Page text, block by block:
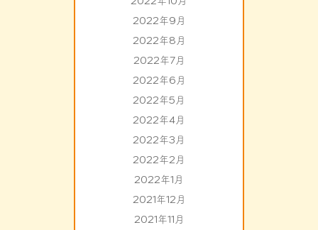
2022年9月
2022年8月
2022年7月
2022年6月
2022年5月
2022年4月
2022年3月
2022年2月
2022年1月
2021年12月
2021年11月